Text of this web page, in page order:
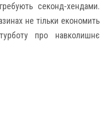
секонд-хендами.
не тільки економить
про навколишнє